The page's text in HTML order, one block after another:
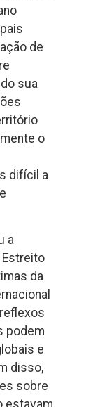
de
sua
o
difícil a
a
da
podem
e
disso,
sobre